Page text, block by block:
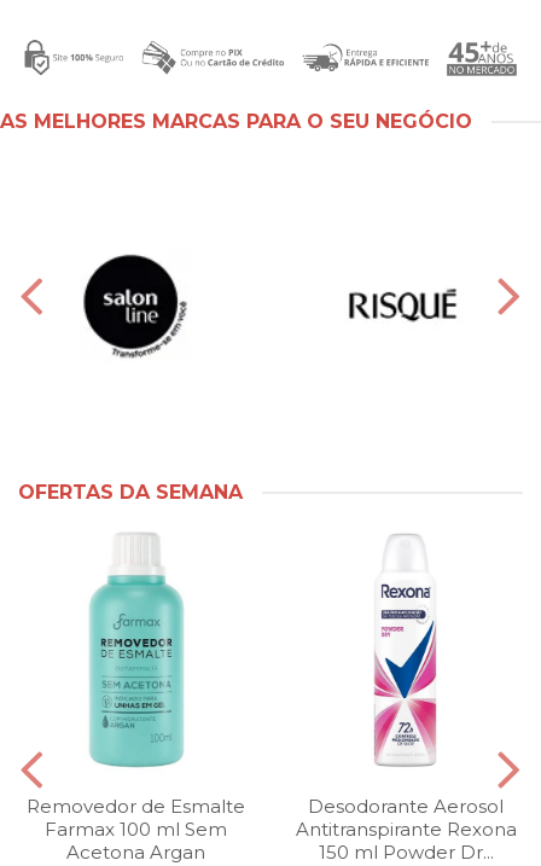
AS MELHORES MARCAS PARA O SEU NEGÓCIO
OFERTAS DA SEMANA
Removedor de Esmalte
Farmax 100 ml Sem
Acetona Argan
Desodorante Aerosol
Antitranspirante Rexona
150 ml Powder Dr...